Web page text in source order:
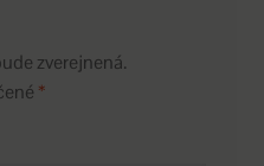
zverejnená.
*